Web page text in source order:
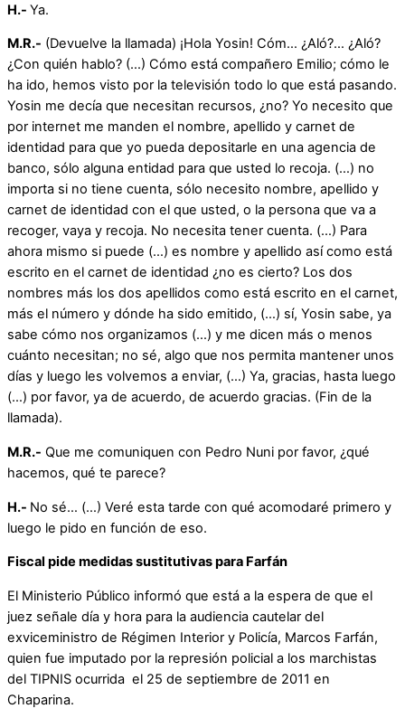
H.- Ya.
M.R.- (Devuelve la llamada) ¡Hola Yosin! Cóm… ¿Aló?… ¿Aló?
¿Con quién hablo? (…) Cómo está compañero Emilio; cómo le
ha ido, hemos visto por la televisión todo lo que está pasando.
Yosin me decía que necesitan recursos, ¿no? Yo necesito que
por internet me manden el nombre, apellido y carnet de
identidad para que yo pueda depositarle en una agencia de
banco, sólo alguna entidad para que usted lo recoja. (…) no
importa si no tiene cuenta, sólo necesito nombre, apellido y
carnet de identidad con el que usted, o la persona que va a
recoger, vaya y recoja. No necesita tener cuenta. (…) Para
ahora mismo si puede (…) es nombre y apellido así como está
escrito en el carnet de identidad ¿no es cierto? Los dos
nombres más los dos apellidos como está escrito en el carnet,
más el número y dónde ha sido emitido, (…) sí, Yosin sabe, ya
sabe cómo nos organizamos (…) y me dicen más o menos
cuánto necesitan; no sé, algo que nos permita mantener unos
días y luego les volvemos a enviar, (…) Ya, gracias, hasta luego
(…) por favor, ya de acuerdo, de acuerdo gracias. (Fin de la
llamada).
M.R.- Que me comuniquen con Pedro Nuni por favor, ¿qué
hacemos, qué te parece?
H.- No sé… (…) Veré esta tarde con qué acomodaré primero y
luego le pido en función de eso.
Fiscal pide medidas sustitutivas para Farfán
El Ministerio Público informó que está a la espera de que el
juez señale día y hora para la audiencia cautelar del
exviceministro de Régimen Interior y Policía, Marcos Farfán,
quien fue imputado por la represión policial a los marchistas
del TIPNIS ocurrida el 25 de septiembre de 2011 en
Chaparina.